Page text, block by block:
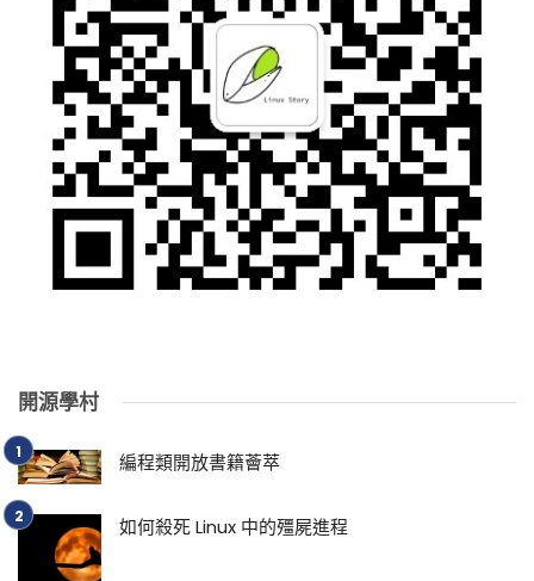
開源學村
編程類開放書籍薈萃
如何殺死 Linux 中的殭屍進程